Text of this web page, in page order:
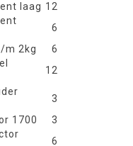
laag 12
6
m 2kg
6
12
3
1700
3
6